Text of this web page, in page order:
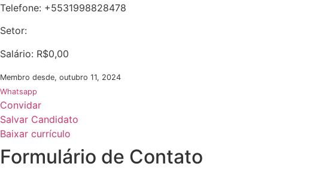
Telefone: +5531998828478
Setor:
Salário: R$0,00
Membro desde, outubro 11, 2024
Whatsapp
Convidar
Salvar Candidato
Baixar currículo
Formulário de Contato